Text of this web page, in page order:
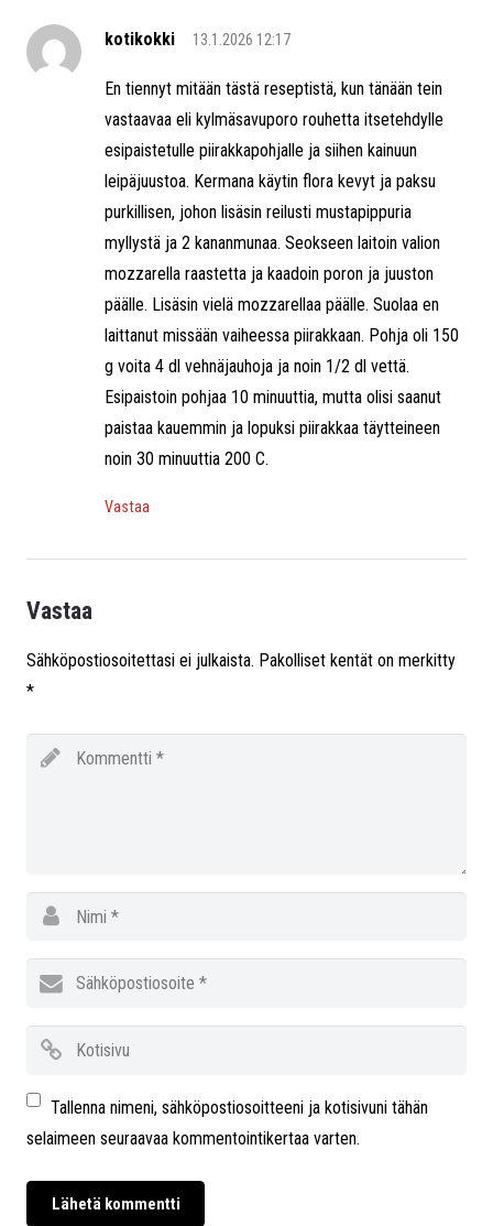
kotikokki 13.1.2026 12:17
En tiennyt mitään tästä reseptistä, kun tänään tein
vastaavaa eli kylmäsavuporo rouhetta itsetehdylle
esipaistetulle piirakkapohjalle ja siihen kainuun
leipäjuustoa. Kermana käytin flora kevyt ja paksu
purkillisen, johon lisäsin reilusti mustapippuria
myllystä ja 2 kananmunaa. Seokseen laitoin valion
mozzarella raastetta ja kaadoin poron ja juuston
päälle. Lisäsin vielä mozzarellaa päälle. Suolaa en
laittanut missään vaiheessa piirakkaan. Pohja oli 150
g voita 4 dl vehnäjauhoja ja noin 1/2 dl vettä.
Esipaistoin pohjaa 10 minuuttia, mutta olisi saanut
paistaa kauemmin ja lopuksi piirakkaa täytteineen
noin 30 minuuttia 200 C.
Vastaa
Vastaa
Sähköpostiosoitettasi ei julkaista. Pakolliset kentät on merkitty
*
Tallenna nimeni, sähköpostiosoitteeni ja kotisivuni tähän
selaimeen seuraavaa kommentointikertaa varten.